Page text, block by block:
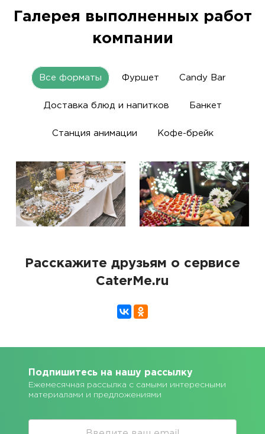
Галерея выполненных работ
компании
Все форматы Фуршет Candy Bar
Доставка блюд и напитков Банкет
Станция анимации Кофе-брейк
Расскажите друзьям о сервисе
CaterMe.ru
Подпишитесь на нашу рассылку
Ежемесячная рассылка с самыми интересными
материалами и предложениями